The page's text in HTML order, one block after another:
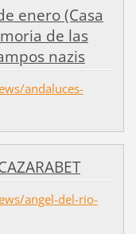
enero (Casa
de las
nazis
andaluces-
angel-del-rio-